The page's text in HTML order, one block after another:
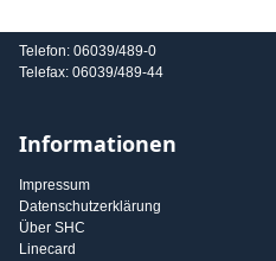
Telefon: 06039/489-0
Telefax: 06039/489-44
Informationen
Impressum
Datenschutzerklärung
Über SHC
Linecard